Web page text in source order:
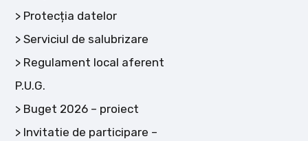
Protecția datelor
Serviciul de salubrizare
Regulament local aferent
P.U.G.
Buget 2026 – proiect
Invitatie de participare –